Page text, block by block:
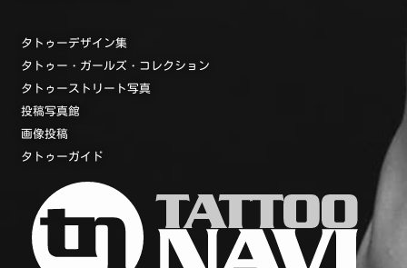
タトゥーデザイン集
タトゥー・ガールズ・コレクション
タトゥーストリート写真
投稿写真館
画像投稿
タトゥーガイド